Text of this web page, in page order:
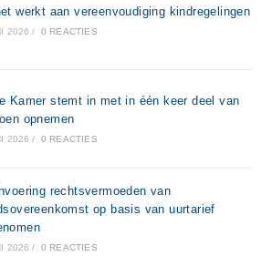
werkt aan vereenvoudiging kindregelingen
2026 / 0 REACTIES
Kamer stemt in met in één keer deel van
opnemen
2026 / 0 REACTIES
rechtsvermoeden van
op basis van uurtarief
2026 / 0 REACTIES